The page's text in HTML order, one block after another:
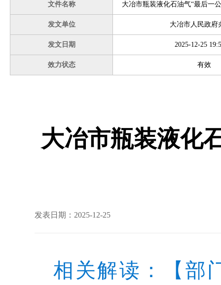
文件名称 大冶市瓶装液化石油气“最后一
发文单位 大冶市人民政府
发文日期 2025-12-25
效力状态 有效
大冶市瓶装液化
发表日期：2025-12-25
相关解读：【部